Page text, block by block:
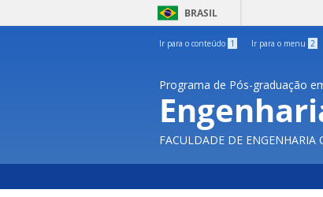
BRASIL
Ir para o conteúdo 1 Ir para o menu 2
Programa de Pós-graduação
FACULDADE DE